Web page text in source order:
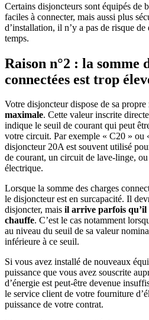
Certains disjoncteurs sont équipés de
faciles à connecter, mais aussi plus
d’installation, il n’y a pas de risque de
temps.
Raison n°2 : la somme
connectées est trop
Votre disjoncteur dispose de sa propre
maximale. Cette valeur inscrite
indique le seuil de courant qui peut
votre circuit. Par exemple « C20 » ou
disjoncteur 20A est souvent utilisé
de courant, un circuit de lave-linge,
électrique.
Lorsque la somme des charges
le disjoncteur est en surcapacité. Il
disjoncter, mais il arrive parfois qu’il
chauffe. C’est le cas notamment
au niveau du seuil de sa valeur
inférieure à ce seuil.
Si vous avez installé de nouveaux
puissance que vous avez souscrite
d’énergie est peut-être devenue
le service client de votre fourniture
puissance de votre contrat.